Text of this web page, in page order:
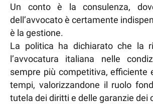
Un conto è la consulenza,
dell’avvocato è certamente
è la gestione.
La politica ha dichiarato che la
l’avvocatura italiana nelle
sempre più competitiva, efficiente
tempi, valorizzandone il ruolo
tutela dei diritti e delle garanzie dei